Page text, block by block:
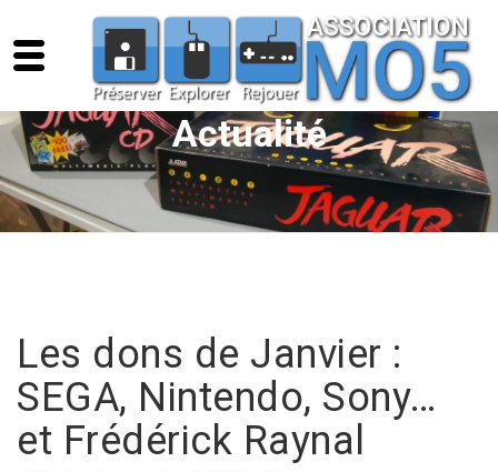
Actualité
Les dons de Janvier :
SEGA, Nintendo, Sony…
et Frédérick Raynal